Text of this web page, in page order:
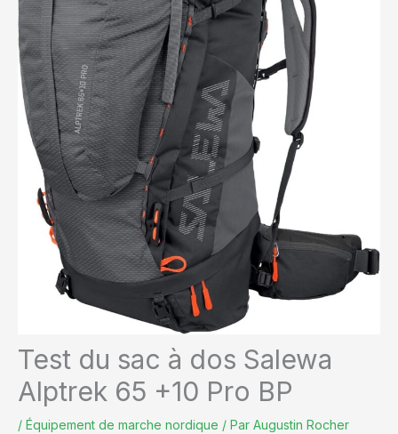
Test du sac à dos Salewa
Alptrek 65 +10 Pro BP
/ Équipement de marche nordique / Par Augustin Rocher